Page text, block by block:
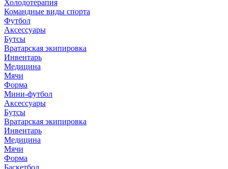
Холодотерапия
Командные виды спорта
Футбол
Аксессуары
Бутсы
Вратарская экипировка
Инвентарь
Медицина
Мячи
Форма
Мини-футбол
Аксессуары
Бутсы
Вратарская экипировка
Инвентарь
Медицина
Мячи
Форма
Баскетбол